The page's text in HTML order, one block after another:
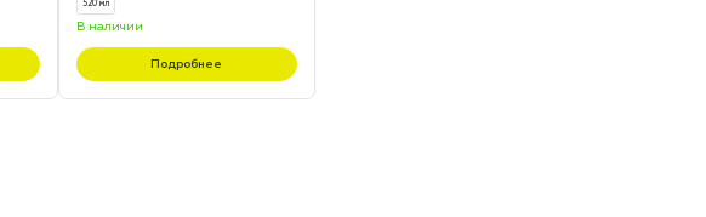
520 мл
В наличии
Подробнее